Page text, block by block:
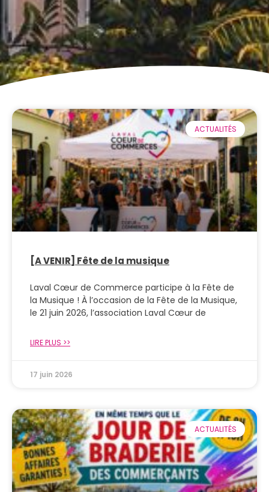
ACTUALITÉS
[A VENIR] Fête de la musique
Laval Cœur de Commerce participe à la Fête de
la Musique ! À l’occasion de la Fête de la Musique,
le 21 juin 2026, l’association Laval Cœur de
LIRE PLUS >>
17 juin 2026
ACTUALITÉS